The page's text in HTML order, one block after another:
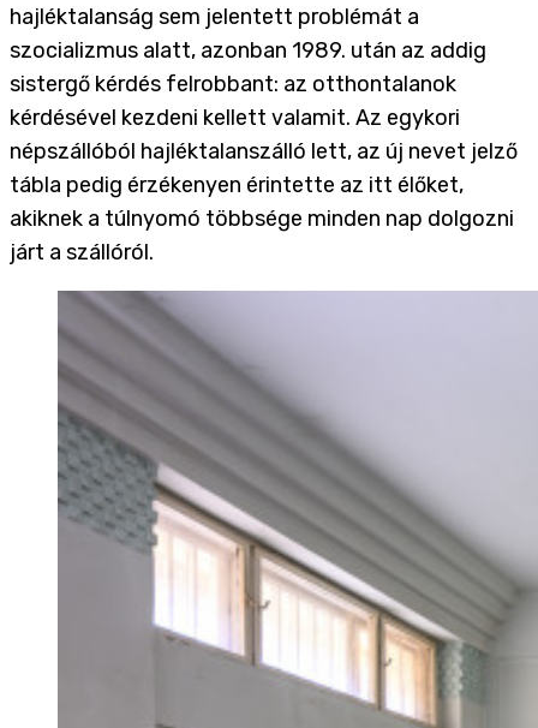
hajléktalanság sem jelentett problémát a
szocializmus alatt, azonban 1989. után az addig
sistergő kérdés felrobbant: az otthontalanok
kérdésével kezdeni kellett valamit. Az egykori
népszállóból hajléktalanszálló lett, az új nevet jelző
tábla pedig érzékenyen érintette az itt élőket,
akiknek a túlnyomó többsége minden nap dolgozni
járt a szállóról.